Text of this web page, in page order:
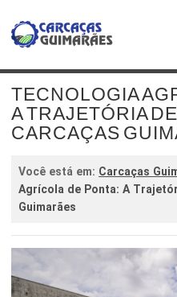
TECNOLOGIA
A TRAJETÓRIA
CARCAÇAS
Você está em: Carcaças
Agrícola de Ponta: A
Guimarães